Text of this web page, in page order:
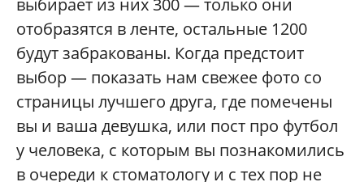
выбирает из них 300 — только они
отобразятся в ленте, остальные 1200
будут забракованы. Когда предстоит
выбор — показать нам свежее фото со
страницы лучшего друга, где помечены
вы и ваша девушка, или пост про футбол
у человека, с которым вы познакомились
в очереди к стоматологу и с тех пор не